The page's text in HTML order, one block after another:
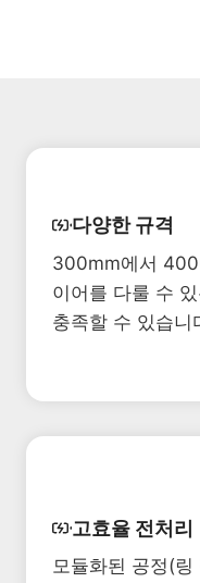
다양한 규격
300mm에서
이어를 다룰 수
충족할 수 있습니
고효율 전처리
모듈화된 공정(